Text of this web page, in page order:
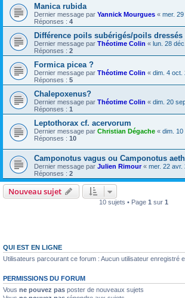
Manica rubida
Dernier message par Yannick Mourgues « mer.
Réponses : 4
Différence poils subérigés/poils
Dernier message par Théotime Colin « lun. 28
Réponses : 2
Formica picea ?
Dernier message par Théotime Colin « dim. 4 oct.
Réponses : 5
Chalepoxenus?
Dernier message par Théotime Colin « dim. 20
Réponses : 1
Leptothorax cf. acervorum
Dernier message par Christian Dégache « dim. 10
Réponses : 10
Camponotus vagus ou Camponotus
Dernier message par Julien Rimour« mer. 22 avr.
Réponses : 2
Nouveau sujet
10 sujets • Page 1 sur 1
QUI EST EN LIGNE
Utilisateurs parcourant ce forum : Aucun utilisateur enregistré
PERMISSIONS DU FORUM
Vous ne pouvez pas poster de nouveaux sujets